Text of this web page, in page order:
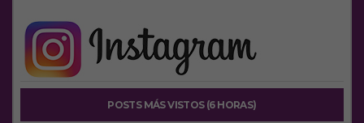
POSTS MÁS VISTOS (6 HORAS)